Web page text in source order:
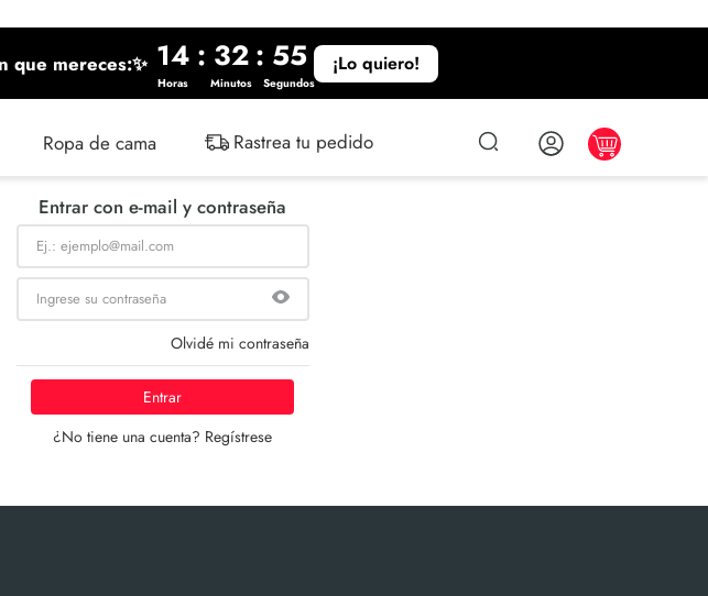
que mereces:✨ 14
Horas
: 32
Minutos
: 55
Segundos
¡Lo quiero!
Ropa de cama Rastrea tu pedido
Entrar con e-mail y contraseña
Olvidé mi contraseña
Entrar
¿No tiene una cuenta? Regístrese